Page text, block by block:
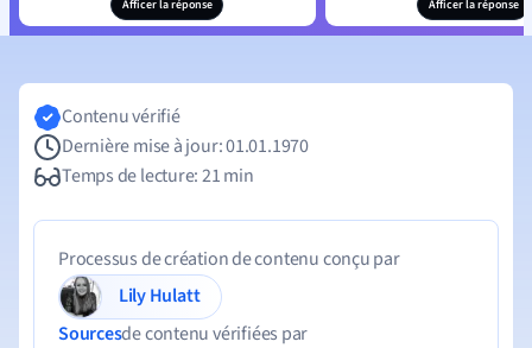
Afficer la réponse Afficer la réponse
Contenu vérifié
Dernière mise à jour: 01.01.1970
Temps de lecture: 21 min
Processus de création de contenu conçu par
Lily Hulatt
Sourcesde contenu vérifiées par